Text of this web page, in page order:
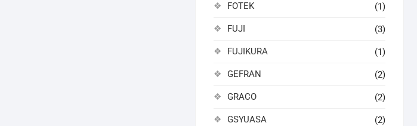
FOTEK (1)
FUJI (3)
FUJIKURA (1)
GEFRAN (2)
GRACO (2)
GSYUASA (2)